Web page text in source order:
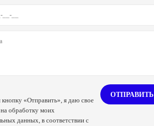
«Отправить», я даю свое
на обработку моих
данных, в соответствии с
ОТПРАВИТЬ